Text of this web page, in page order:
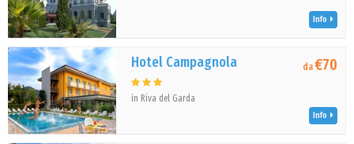
Info
Hotel Campagnola
in Riva del Garda
da€70
Info